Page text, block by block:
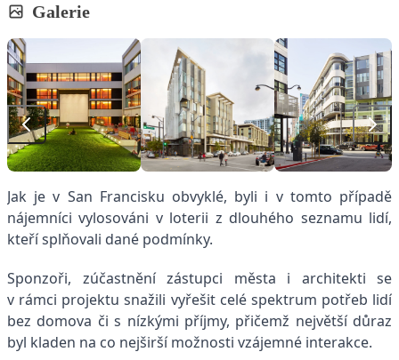
Galerie
Jak je v San Francisku obvyklé, byli i v tomto případě
nájemníci vylosováni v loterii z dlouhého seznamu lidí,
kteří splňovali dané podmínky.
Sponzoři, zúčastnění zástupci města i architekti se
v rámci projektu snažili vyřešit celé spektrum potřeb lidí
bez domova či s nízkými příjmy, přičemž největší důraz
byl kladen na co nejširší možnosti vzájemné interakce.